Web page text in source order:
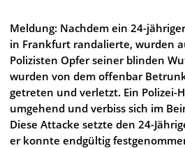
Meldung: Nachdem ein 24-
in Frankfurt randalierte, wurden
Polizisten Opfer seiner blinden
wurden von dem offenbar
getreten und verletzt. Ein Polizei-
umgehend und verbiss sich im
Diese Attacke setzte den 24-
er konnte endgültig